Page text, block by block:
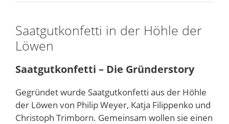
Saatgutkonfetti in der Höhle der
Löwen
Saatgutkonfetti – Die Gründerstory
Gegründet wurde Saatgutkonfetti aus der Höhle
der Löwen von Philip Weyer, Katja Filippenko und
Christoph Trimborn. Gemeinsam wollen sie einen